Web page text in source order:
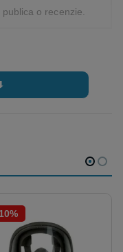
o recenzie.